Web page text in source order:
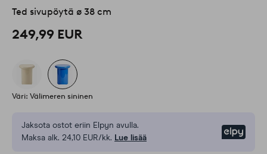
Ted sivupöytä ø 38 cm
249,99 EUR
Väri: Välimeren sininen
Jaksota ostot eriin Elpyn avulla.
Maksa alk. 24,10 EUR/kk. Lue lisää